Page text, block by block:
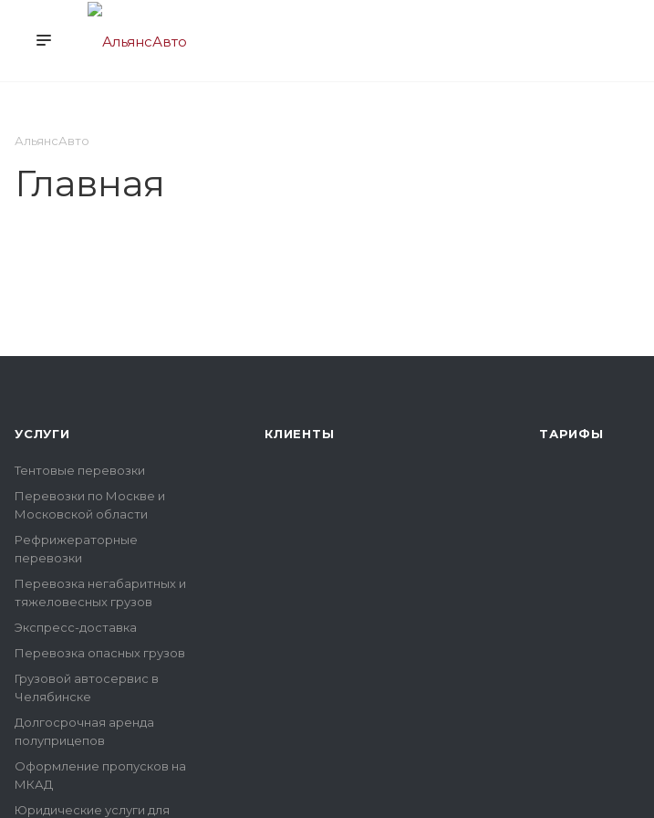
АльянсАвто
Главная
УСЛУГИ
Тентовые перевозки
Перевозки по Москве и
Московской области
Рефрижераторные
перевозки
Перевозка негабаритных и
тяжеловесных грузов
Экспресс-доставка
Перевозка опасных грузов
Грузовой автосервис в
Челябинске
Долгосрочная аренда
полуприцепов
Оформление пропусков на
МКАД
Юридические услуги для
КЛИЕНТЫ ТАРИФЫ